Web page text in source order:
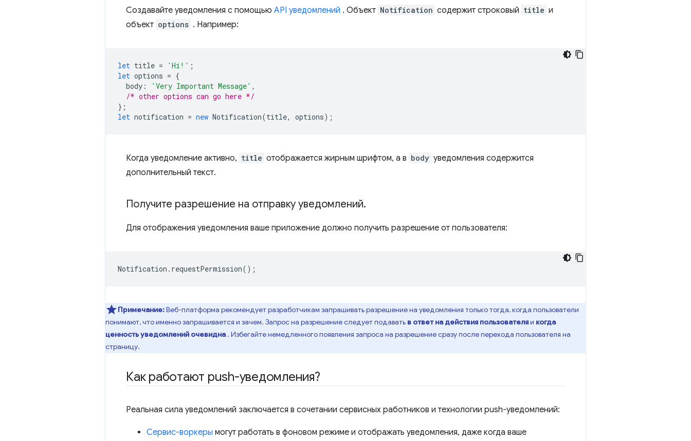
Создавайте уведомления с помощью API уведомлений . Объект Notification содержит строковый title и
объект options . Например:
let title = 'Hi!' ;
let options = {
body : 'Very Important Message' ,
/* other options can go here */
};
let notification = new Notification(title, options);
Когда уведомление активно, title отображается жирным шрифтом, а в body уведомления содержится
дополнительный текст.
Получите разрешение на отправку уведомлений.
Для отображения уведомления ваше приложение должно получить разрешение от пользователя:
Notification . requestPermission();
Примечание:Веб-платформа рекомендует разработчикам запрашивать разрешение на уведомления только тогда, когда пользователи
понимают, что именно запрашивается и зачем. Запрос на разрешение следует подавать в ответ на действия пользователяи когда
ценность уведомлений очевидна . Избегайте немедленного появления запроса на разрешение сразу после перехода пользователя на
страницу.
Как работают push-уведомления?
Реальная сила уведомлений заключается в сочетании сервисных работников и технологии push-уведомлений:
Сервис-воркеры могут работать в фоновом режиме и отображать уведомления, даже когда ваше